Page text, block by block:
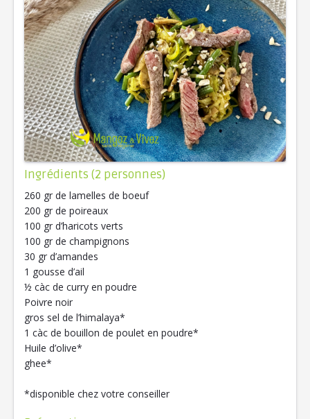
Ingrédients (2 personnes)
260 gr de lamelles de boeuf
200 gr de poireaux
100 gr d’haricots verts
100 gr de champignons
30 gr d’amandes
1 gousse d’ail
½ càc de curry en poudre
Poivre noir
gros sel de l’himalaya*
1 càc de bouillon de poulet en poudre*
Huile d’olive*
ghee*
*disponible chez votre conseiller